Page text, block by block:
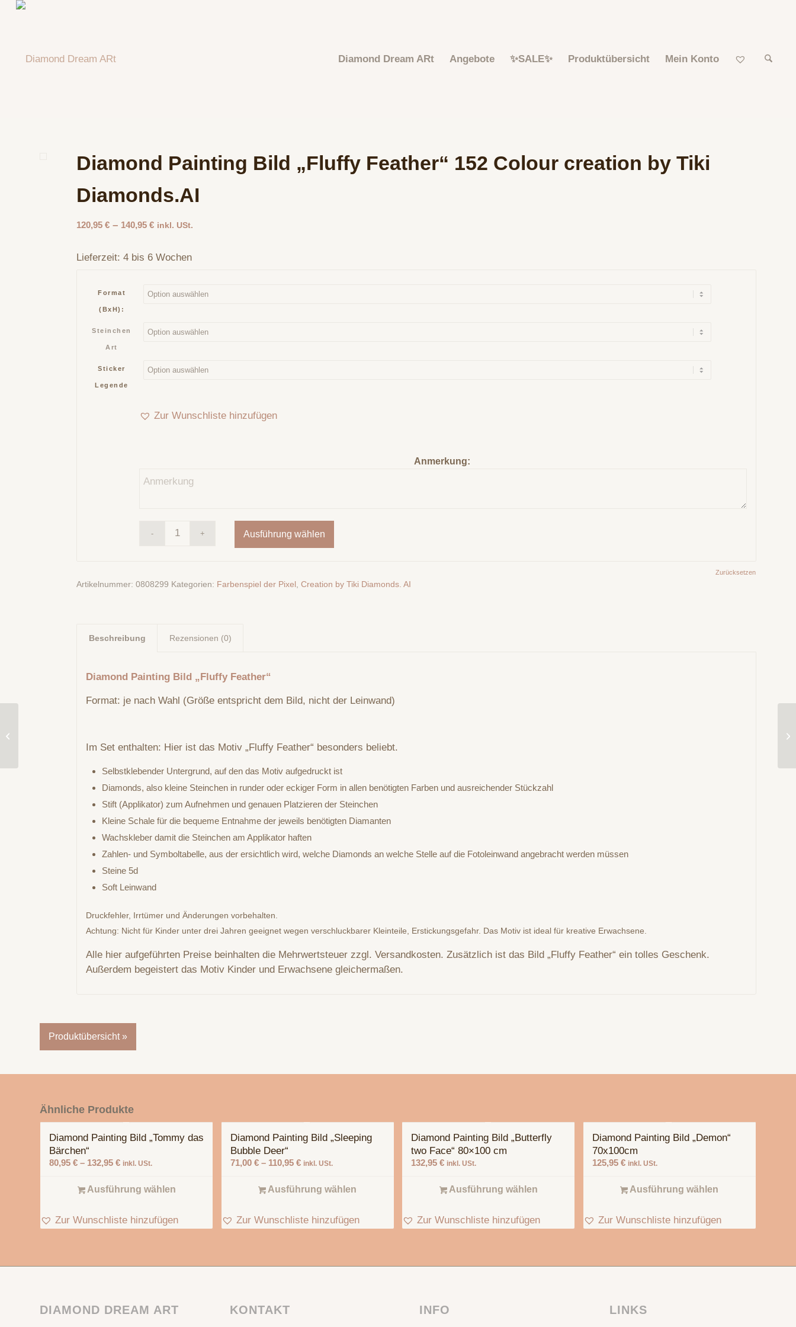
Diamond Dream ARt Angebote ✨SALE✨ Produktübersicht Mein Konto
Diamond Painting Bild „Fluffy Feather“ 152 Colour creation by Tiki
Diamonds.AI
120,95 € – 140,95 € inkl. USt.
Lieferzeit: 4 bis 6 Wochen
Format
(BxH):
Steinchen
Art
Sticker
Legende
Zurücksetzen
Zur Wunschliste hinzufügen
Anmerkung:
Ausführung wählen
Artikelnummer: 0808299 Kategorien: Farbenspiel der Pixel Creation by Tiki Diamonds. AI
Beschreibung Rezensionen (0)
Diamond Painting Bild „Fluffy Feather“
Format: je nach Wahl (Größe entspricht dem Bild, nicht der Leinwand)
Im Set enthalten: Hier ist das Motiv „Fluffy Feather“ besonders beliebt.
Selbstklebender Untergrund, auf den das Motiv aufgedruckt ist
Diamonds, also kleine Steinchen in runder oder eckiger Form in allen benötigten Farben und ausreichender Stückzahl
Stift (Applikator) zum Aufnehmen und genauen Platzieren der Steinchen
Kleine Schale für die bequeme Entnahme der jeweils benötigten Diamanten
Wachskleber damit die Steinchen am Applikator haften
Zahlen- und Symboltabelle, aus der ersichtlich wird, welche Diamonds an welche Stelle auf die Fotoleinwand angebracht werden müssen
Steine 5d
Soft Leinwand
Druckfehler, Irrtümer und Änderungen vorbehalten.
Achtung: Nicht für Kinder unter drei Jahren geeignet wegen verschluckbarer Kleinteile, Erstickungsgefahr. Das Motiv ist ideal für kreative Erwachsene.
Alle hier aufgeführten Preise beinhalten die Mehrwertsteuer zzgl. Versandkosten. Zusätzlich ist das Bild „Fluffy Feather“ ein tolles Geschenk.
Außerdem begeistert das Motiv Kinder und Erwachsene gleichermaßen.
Produktübersicht »
Ähnliche Produkte
Diamond Painting Bild „Tommy das
Bärchen“
80,95 € – 132,95 € inkl. USt.
Ausführung wählen
Zur Wunschliste hinzufügen
Diamond Painting Bild „Sleeping
Bubble Deer“
71,00 €– 110,95 € inkl. USt.
Ausführung wählen
Zur Wunschliste hinzufügen
Diamond Painting Bild „Butterfly
two Face“ 80×100 cm
132,95€ inkl. USt.
Ausführung wählen
Zur Wunschliste hinzufügen
Diamond Painting Bild „Demon“
70x100cm
125,95 € inkl. USt.
Ausführung wählen
Zur Wunschliste hinzufügen
DIAMOND DREAM ART KONTAKT INFO LINKS
Colour creation by Tiki